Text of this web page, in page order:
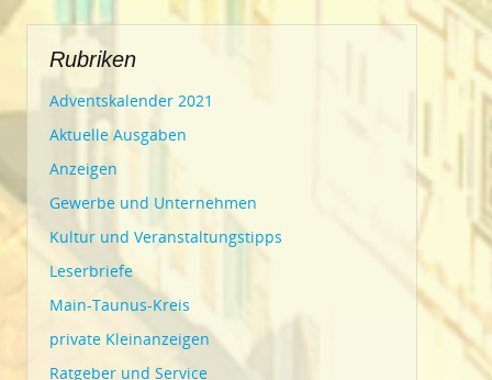
Rubriken
Adventskalender 2021
Aktuelle Ausgaben
Anzeigen
Gewerbe und Unternehmen
Kultur und Veranstaltungstipps
Leserbriefe
Main-Taunus-Kreis
private Kleinanzeigen
Ratgeber und Service